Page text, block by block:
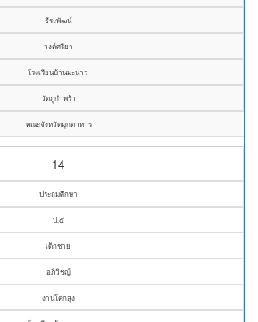
ธีระพัฒน์
วงค์ศรียา
โรงเรียนบ้านมะนาว
วัดภูกำพร้า
คณะจังหวัดมุกดาหาร
14
ประถมศึกษา
ป.๕
เด็กชาย
อภิวิชญ์
งานโคกสูง